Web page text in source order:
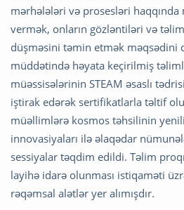
mərhələləri və prosesləri
vermək, onların gözləntiləri və
düşməsini təmin etmək məqsədini
müddətində həyata keçirilmiş
müəssisələrinin STEAM əsaslı
iştirak edərək sertifikatlarla təltif
müəllimlərə kosmos təhsilinin
innovasiyaları ilə əlaqədar
sessiyalar təqdim edildi. Təlim
layihə idarə olunması istiqaməti
rəqəmsal alətlər yer alımışdır.